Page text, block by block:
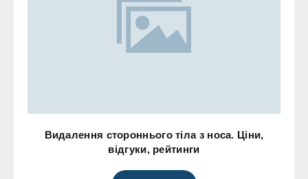
Видалення стороннього тіла з носа. Ціни,
відгуки, рейтинги